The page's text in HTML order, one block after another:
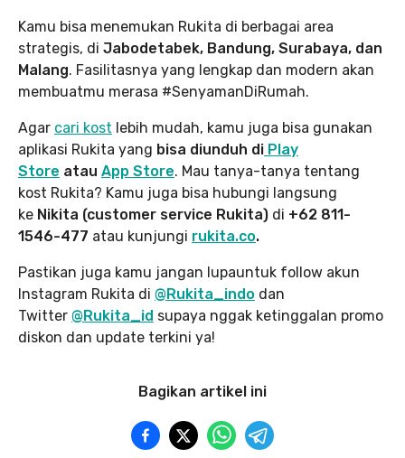
Kamu bisa menemukan Rukita di berbagai area
strategis, di Jabodetabek, Bandung, Surabaya, dan
Malang. Fasilitasnya yang lengkap dan modern akan
membuatmu merasa #SenyamanDiRumah.
Agar cari kost lebih mudah, kamu juga bisa gunakan
aplikasi Rukita yang bisa diunduh di Play
Store atau App Store. Mau tanya-tanya tentang
kost Rukita? Kamu juga bisa hubungi langsung
ke Nikita (customer service Rukita) di +62 811-
1546-477 atau kunjungi rukita.co.
Pastikan juga kamu jangan lupauntuk follow akun
Instagram Rukita di @Rukita_indo dan
Twitter @Rukita_id supaya nggak ketinggalan promo
diskon dan update terkini ya!
Bagikan artikel ini